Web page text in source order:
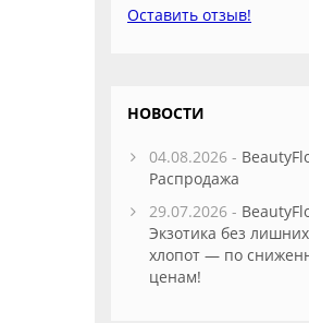
Оставить отзыв!
НОВОСТИ
04.08.2026 -
Распродажа
29.07.2026 -
Экзотика без лишних
хлопот — по
ценам!